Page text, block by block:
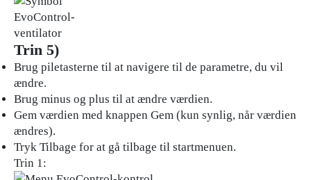
Trin 5)
Brug piletasterne til at navigere til de parametre, du vil
ændre.
Brug minus og plus til at ændre værdien.
Gem værdien med knappen Gem (kun synlig, når værdien
ændres).
Tryk Tilbage for at gå tilbage til startmenuen.
Trin 1: